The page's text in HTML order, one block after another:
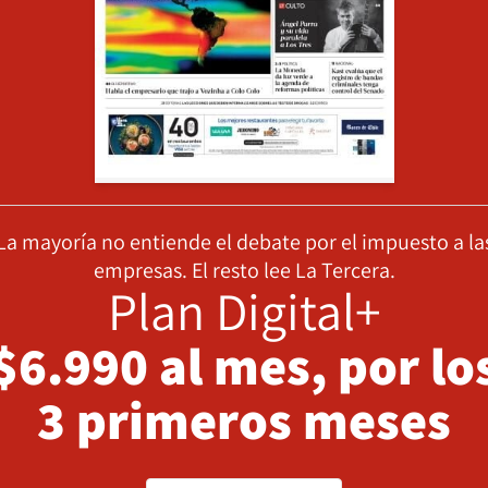
mayoría no entiende el debate por el impuesto a
empresas. El resto lee La Tercera.
Plan Digital+
al mes, por
3 primeros meses